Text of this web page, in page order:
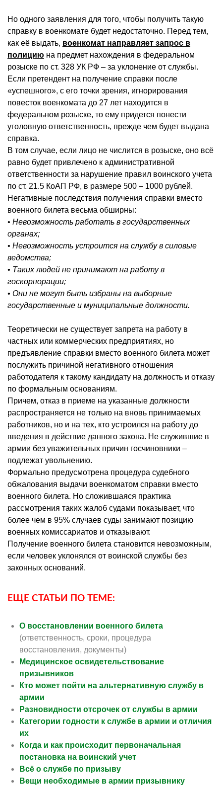
Но одного заявления для того, чтобы получить такую
справку в военкомате будет недостаточно. Перед тем,
как её выдать, военкомат направляет запрос в
полицию на предмет нахождения в федеральном
розыске по ст. 328 УК РФ – за уклонение от службы.
Если претендент на получение справки после
«успешного», с его точки зрения, игнорирования
повесток военкомата до 27 лет находится в
федеральном розыске, то ему придется понести
уголовную ответственность, прежде чем будет выдана
справка.
В том случае, если лицо не числится в розыске, оно всё
равно будет привлечено к административной
ответственности за нарушение правил воинского учета
по ст. 21.5 КоАП РФ, в размере 500 – 1000 рублей.
Негативные последствия получения справки вместо
военного билета весьма обширны:
• Невозможность работать в государственных
органах;
• Невозможность устроится на службу в силовые
ведомства;
• Таких людей не принимают на работу в
госкорпорации;
• Они не могут быть избраны на выборные
государственные и муниципальные должности.
Теоретически не существует запрета на работу в
частных или коммерческих предприятиях, но
предъявление справки вместо военного билета может
послужить причиной негативного отношения
работодателя к такому кандидату на должность и отказу
по формальным основаниям.
Причем, отказ в приеме на указанные должности
распространяется не только на вновь принимаемых
работников, но и на тех, кто устроился на работу до
введения в действие данного закона. Не служившие в
армии без уважительных причин госчиновники –
подлежат увольнению.
Формально предусмотрена процедура судебного
обжалования выдачи военкоматом справки вместо
военного билета. Но сложившаяся практика
рассмотрения таких жалоб судами показывает, что
более чем в 95% случаев суды занимают позицию
военных комиссариатов и отказывают.
Получение военного билета становится невозможным,
если человек уклонялся от воинской службы без
законных оснований.
ЕЩЕ СТАТЬИ ПО ТЕМЕ:
О восстановлении военного билета
(ответственность, сроки, процедура
восстановления, документы)
Медицинское освидетельствование
призывников
Кто может пойти на альтернативную службу в
армии
Разновидности отсрочек от службы в армии
Категории годности к службе в армии и отличия
их
Когда и как происходит первоначальная
постановка на воинский учет
Всё о службе по призыву
Вещи необходимые в армии призывнику